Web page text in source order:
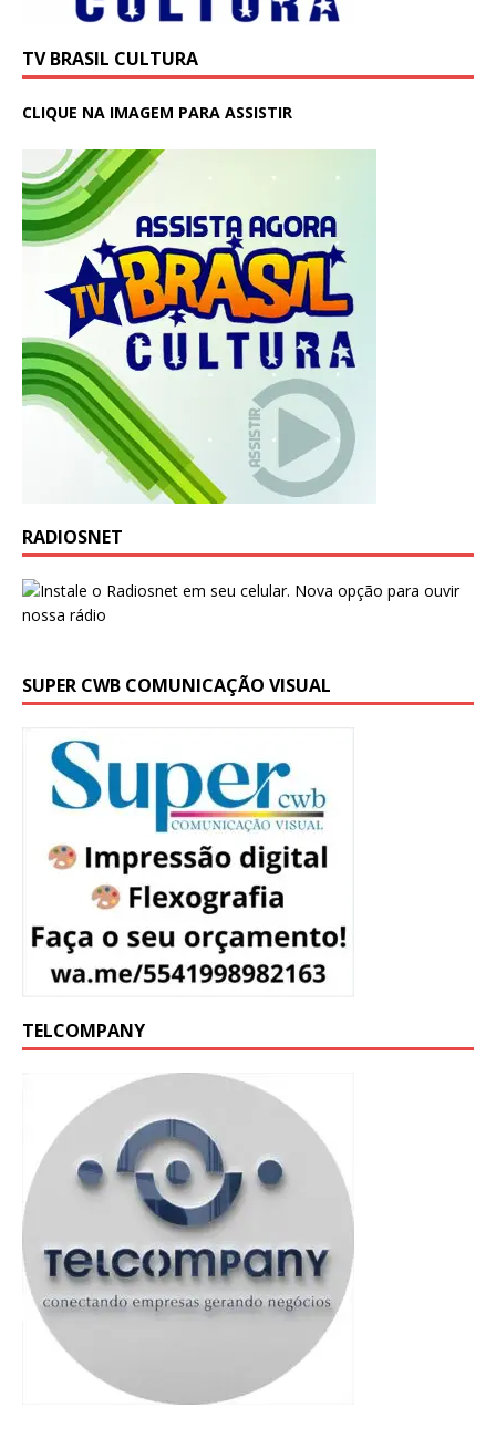
TV BRASIL CULTURA
CLIQUE NA IMAGEM PARA ASSISTIR
RADIOSNET
SUPER CWB COMUNICAÇÃO VISUAL
TELCOMPANY